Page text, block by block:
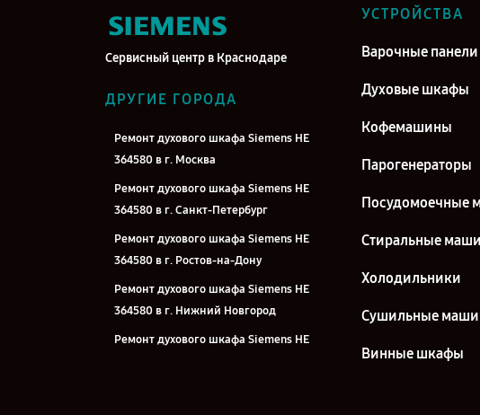
Сервисный центр в Краснодаре
ДРУГИЕ ГОРОДА
Ремонт духового шкафа Siemens HE
364580 в г. Москва
Ремонт духового шкафа Siemens HE
364580 в г. Санкт-Петербург
Ремонт духового шкафа Siemens HE
364580 в г. Ростов-на-Дону
Ремонт духового шкафа Siemens HE
364580 в г. Нижний Новгород
Ремонт духового шкафа Siemens HE
УСТРОЙСТВА
Варочные панели
Духовые шкафы
Кофемашины
Парогенераторы
Посудомоечные
Стиральные
Холодильники
Сушильные
Винные шкафы